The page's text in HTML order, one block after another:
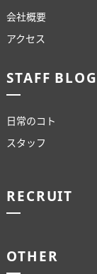
会社概要
アクセス
STAFF BLOG
日常のコト
スタッフ
RECRUIT
OTHER